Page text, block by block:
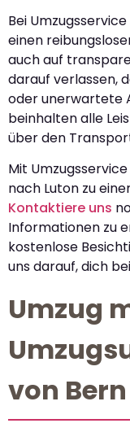
Bei
einen
auch auf
darauf verlassen,
oder unerwartete
beinhalten alle
über den
Mit
nach Luton zu
Kontaktiere uns
Informationen zu
kostenlose
uns darauf, dich
Umzug
von